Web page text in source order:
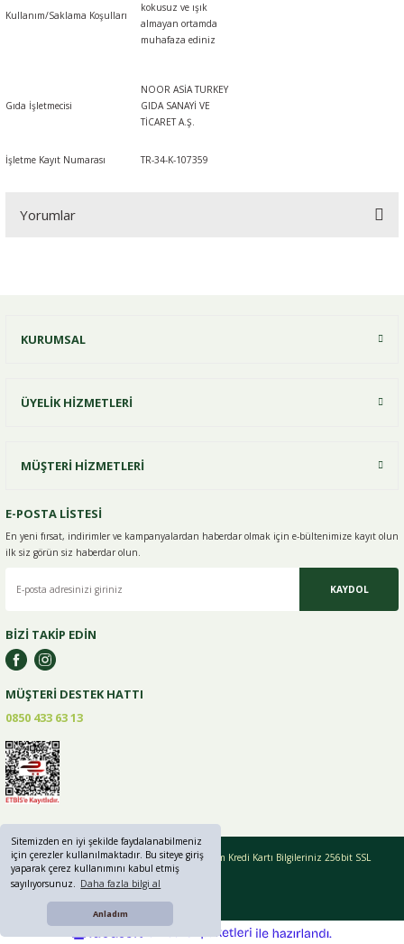
Sitemizden en iyi şekilde faydalanabilmeniz
için çerezler kullanılmaktadır. Bu siteye giriş
yaparak çerez kullanımını kabul etmiş
sayılıyorsunuz. Daha fazla bilgi al
Anladım
Kullanım/Saklama Koşulları
kokusuz ve ışık
almayan ortamda
muhafaza ediniz
Gıda İşletmecisi
NOOR ASİA TURKEY
GIDA SANAYİ VE
TİCARET A.Ş.
İşletme Kayıt Numarası TR-34-K-107359
Yorumlar
KURUMSAL
ÜYELİK HİZMETLERİ
MÜŞTERİ HİZMETLERİ
E-POSTA LİSTESİ
En yeni fırsat, indirimler ve kampanyalardan haberdar olmak için e-bültenimize kayıt olun
ilk siz görün siz haberdar olun.
KAYDOL
BİZİ TAKİP EDİN
MÜŞTERİ DESTEK HATTI
0850 433 63 13
Copyright © 2019 - 2024 greenlifebaharat.com Tüm Kredi Kartı Bilgileriniz 256bit SSL
Sertifikası ile korunmaktadır.
e-